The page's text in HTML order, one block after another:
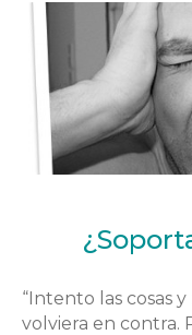
“Intento las cosas
volviera en contra.